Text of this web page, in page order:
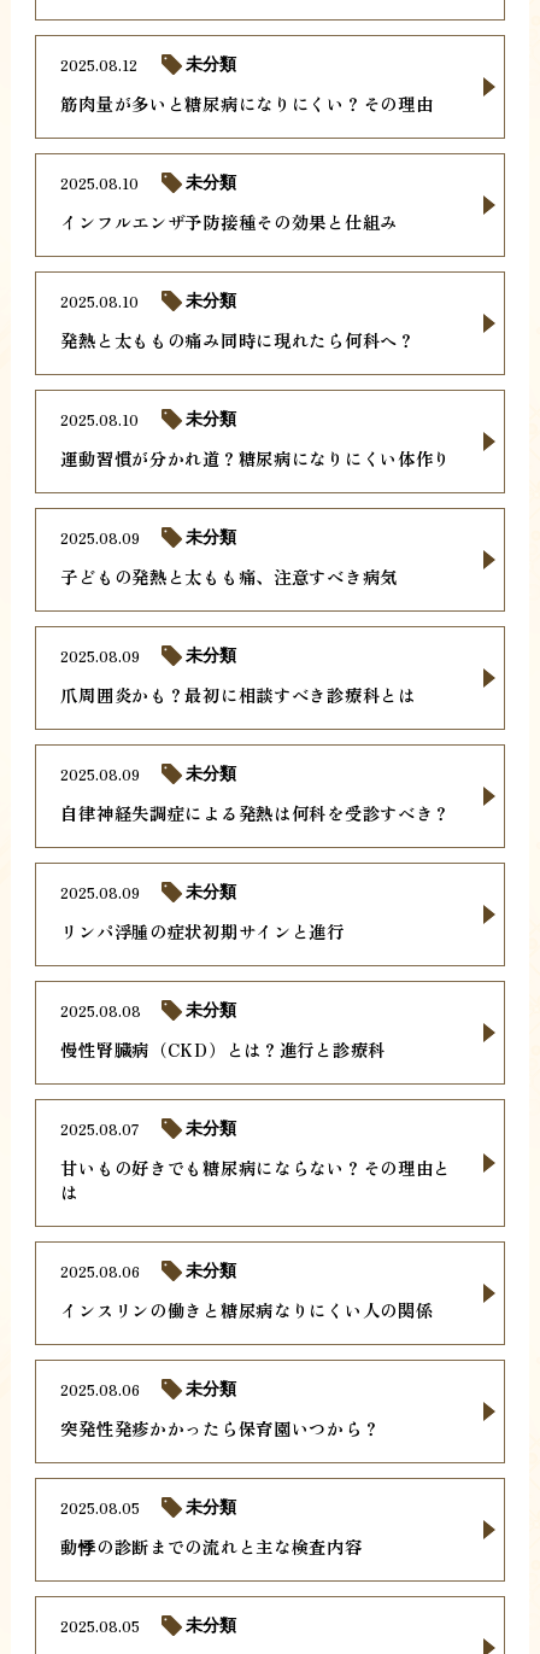
筋肉量が多いと糖尿病になりにくい？その理由
2025.08.12 未分類
インフルエンザ予防接種その効果と仕組み
2025.08.10 未分類
発熱と太ももの痛み同時に現れたら何科へ？
2025.08.10 未分類
運動習慣が分かれ道？糖尿病になりにくい体作り
2025.08.10 未分類
子どもの発熱と太もも痛、注意すべき病気
2025.08.09 未分類
爪周囲炎かも？最初に相談すべき診療科とは
2025.08.09 未分類
自律神経失調症による発熱は何科を受診すべき？
2025.08.09 未分類
リンパ浮腫の症状初期サインと進行
2025.08.09 未分類
慢性腎臓病（CKD）とは？進行と診療科
2025.08.08 未分類
甘いもの好きでも糖尿病にならない？その理由と
は
2025.08.07 未分類
インスリンの働きと糖尿病なりにくい人の関係
2025.08.06 未分類
突発性発疹かかったら保育園いつから？
2025.08.06 未分類
動悸の診断までの流れと主な検査内容
2025.08.05 未分類
2025.08.05 未分類